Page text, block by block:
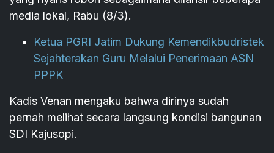
media lokal, Rabu (8/3).
Ketua PGRI Jatim Dukung Kemendikbudristek
Sejahterakan Guru Melalui Penerimaan ASN
PPPK
Kadis Venan mengaku bahwa dirinya sudah
pernah melihat secara langsung kondisi bangunan
SDI Kajusopi.